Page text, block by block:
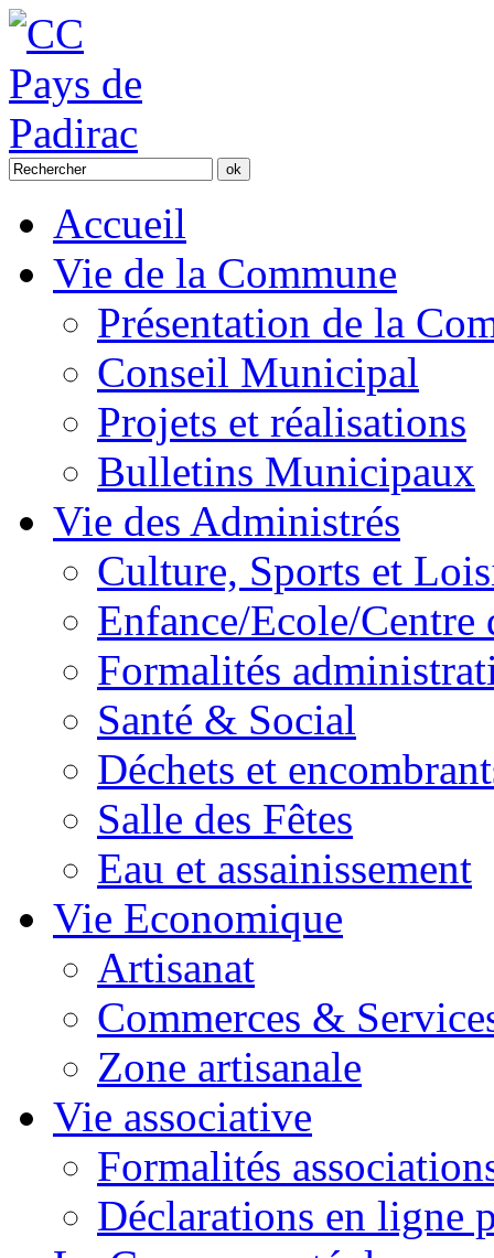
Accueil
Vie de la Commune
Présentation de la
Conseil Municipal
Projets et réalisations
Bulletins Municipaux
Vie des Administrés
Culture, Sports et
Enfance/Ecole/Centre
Formalités
Santé & Social
Déchets et
Salle des Fêtes
Eau et assainissement
Vie Economique
Artisanat
Commerces &
Zone artisanale
Vie associative
Formalités
Déclarations en ligne